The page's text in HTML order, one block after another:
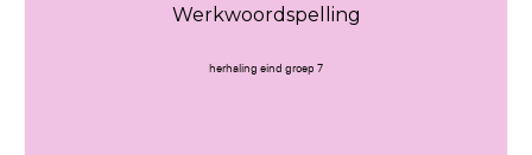
Werkwoordspelling
herhaling eind groep 7